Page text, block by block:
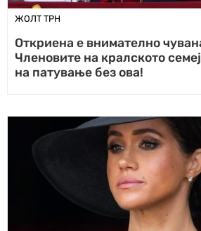
ЖОЛТ ТРН
Откриена е внимателно
Членовите на кралското
на патување без ова!